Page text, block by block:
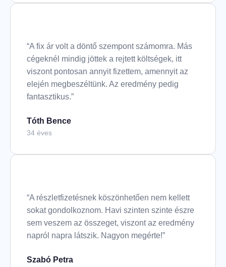
“A fix ár volt a döntő szempont számomra. Más
cégeknél mindig jöttek a rejtett költségek, itt
viszont pontosan annyit fizettem, amennyit az
elején megbeszéltünk. Az eredmény pedig
fantasztikus.”
Tóth Bence
34 éves
“A részletfizetésnek köszönhetően nem kellett
sokat gondolkoznom. Havi szinten szinte észre
sem veszem az összeget, viszont az eredmény
napról napra látszik. Nagyon megérte!”
Szabó Petra